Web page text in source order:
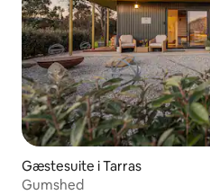
Gæstesuite i Tarras
Gumshed